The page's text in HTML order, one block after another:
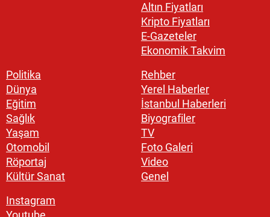
Altın Fiyatları
Kripto Fiyatları
E-Gazeteler
Ekonomik Takvim
Politika
Dünya
Eğitim
Sağlık
Yaşam
Otomobil
Röportaj
Kültür Sanat
Rehber
Yerel Haberler
İstanbul Haberleri
Biyografiler
TV
Foto Galeri
Video
Genel
Instagram